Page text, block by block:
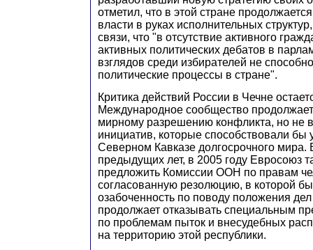
отметил, что в этой стране
власти в руках исполнительных
связи, что "в отсутствие активного
активных политических дебатов в
взглядов среди избирателей не
политические процессы в стране".
Критика действий России в Чечне
Международное сообщество
мирному разрешению конфликта, но не
инициатив, которые способствовали бы
Северном Кавказе долгосрочного мира.
предыдущих лет, в 2005 году Евросоюз
предложить Комиссии ООН по правам
согласованную резолюцию, в которой
озабоченность по поводу положения
продолжает отказывать специальным
по проблемам пыток и внесудебных
на территорию этой республики.